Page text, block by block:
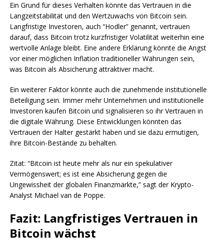
Ein Grund für dieses Verhalten könnte das Vertrauen in die
Langzeitstabilität und den Wertzuwachs von Bitcoin sein.
Langfristige Investoren, auch “Hodler” genannt, vertrauen
darauf, dass Bitcoin trotz kurzfristiger Volatilität weiterhin eine
wertvolle Anlage bleibt. Eine andere Erklärung könnte die Angst
vor einer möglichen Inflation traditioneller Währungen sein,
was Bitcoin als Absicherung attraktiver macht.
Ein weiterer Faktor könnte auch die zunehmende institutionelle
Beteiligung sein. Immer mehr Unternehmen und institutionelle
Investoren kaufen Bitcoin und signalisieren so ihr Vertrauen in
die digitale Währung. Diese Entwicklungen könnten das
Vertrauen der Halter gestärkt haben und sie dazu ermutigen,
ihre Bitcoin-Bestände zu behalten.
Zitat: “Bitcoin ist heute mehr als nur ein spekulativer
Vermögenswert; es ist eine Absicherung gegen die
Ungewissheit der globalen Finanzmärkte,” sagt der Krypto-
Analyst Michael van de Poppe.
Fazit: Langfristiges Vertrauen in
Bitcoin wächst